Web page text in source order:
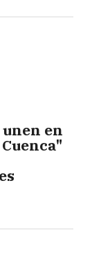
unen en